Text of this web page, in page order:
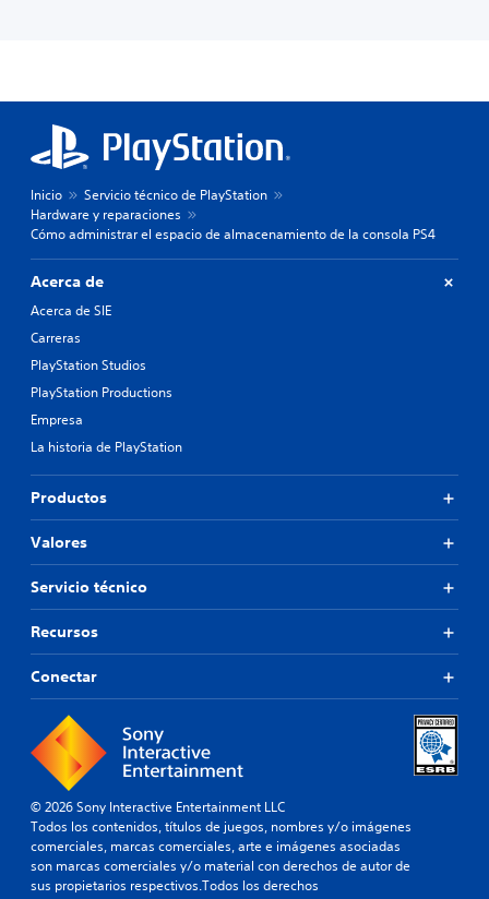
Inicio
Servicio técnico de PlayStation
Hardware y reparaciones
Cómo administrar el espacio de almacenamiento de la consola PS4
Acerca de
Acerca de SIE
Carreras
PlayStation Studios
PlayStation Productions
Empresa
La historia de PlayStation
Productos
Valores
Servicio técnico
Recursos
Conectar
© 2026 Sony Interactive Entertainment LLC
Todos los contenidos, títulos de juegos, nombres y/o imágenes
comerciales, marcas comerciales, arte e imágenes asociadas
son marcas comerciales y/o material con derechos de autor de
sus propietarios respectivos.Todos los derechos